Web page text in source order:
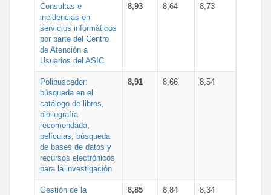
Consultas e
incidencias en
servicios informáticos
por parte del Centro
de Atención a
Usuarios del ASIC
8,93 8,64 8,73
Polibuscador:
búsqueda en el
catálogo de libros,
bibliografía
recomendada,
películas, búsqueda
de bases de datos y
recursos electrónicos
para la investigación
8,91 8,66 8,54
Gestión de la
8,85 8,84 8,34